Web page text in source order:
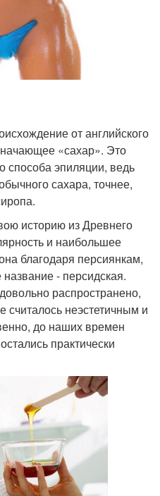
от английского
«сахар». Это
способа эпиляции, ведь
сахара, точнее,
историю из Древнего
и наибольшее
благодаря персиянкам,
- персидская.
распространено,
считалось неэстетичным и
до наших времен
практически